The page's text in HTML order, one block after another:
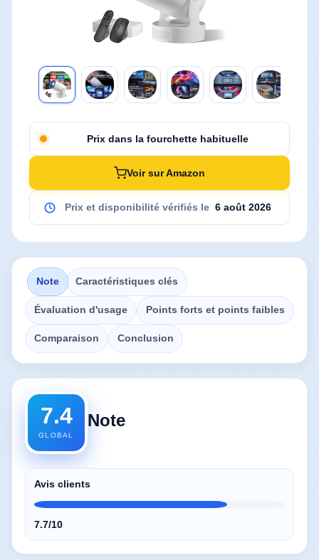
Prix dans la fourchette habituelle
Voir sur Amazon
Prix et disponibilité vérifiés le 6 août 2026
Note Caractéristiques clés
Évaluation d'usage Points forts et points faibles
Comparaison Conclusion
7.4
GLOBAL
Note
Avis clients
7.7/10